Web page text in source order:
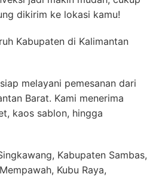
dikirim ke lokasi kamu!
Kabupaten di Kalimantan
melayani pemesanan dari
Barat. Kami menerima
kaos sablon, hingga
Kabupaten Sambas,
Kubu Raya,